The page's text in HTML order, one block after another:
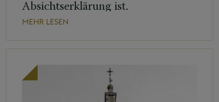
Absichtserklärung ist.
MEHR LESEN